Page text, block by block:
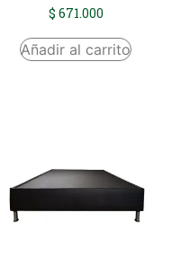
$ 671.000
Añadir al carrito